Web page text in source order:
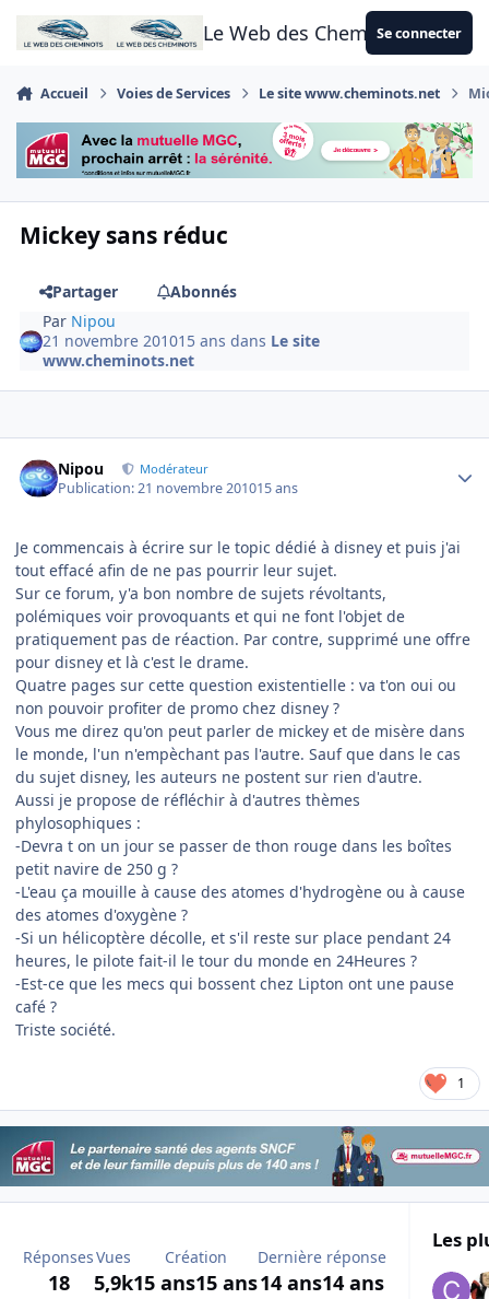
Aller au contenu
Le Web des CheminotsSe connecter
Accueil Voies de Services Le site www.cheminots.net
Mickey sans réduc
Partager
Abonnés
Par Nipou
21 novembre 201015 ans dans Le site
www.cheminots.net
Nipou Modérateur
Publication:21 novembre 201015 ans
Je commencais à écrire sur le topic dédié à disney et puis j'ai
tout effacé afin de ne pas pourrir leur sujet.
Sur ce forum, y'a bon nombre de sujets révoltants,
polémiques voir provoquants et qui ne font l'objet de
pratiquement pas de réaction. Par contre, supprimé une offre
pour disney et là c'est le drame.
Quatre pages sur cette question existentielle : va t'on oui ou
non pouvoir profiter de promo chez disney ?
Vous me direz qu'on peut parler de mickey et de misère dans
le monde, l'un n'empèchant pas l'autre. Sauf que dans le cas
du sujet disney, les auteurs ne postent sur rien d'autre.
Aussi je propose de réfléchir à d'autres thèmes
phylosophiques :
-Devra t on un jour se passer de thon rouge dans les boîtes
petit navire de 250 g ?
-L'eau ça mouille à cause des atomes d'hydrogène ou à cause
des atomes d'oxygène ?
-Si un hélicoptère décolle, et s'il reste sur place pendant 24
heures, le pilote fait-il le tour du monde en 24Heures ?
-Est-ce que les mecs qui bossent chez Lipton ont une pause
café ?
Triste société.
1
Réponses
18
Vues
5,9k
Création
15 ans15 ans
Dernière réponse
14 ans14 ans
Les